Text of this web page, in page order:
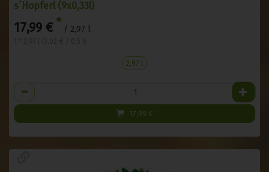
s´Hopferl (9x0,33l)
17,99 € * / 2,97 l
2,97 l
Anzahl
17,99 €